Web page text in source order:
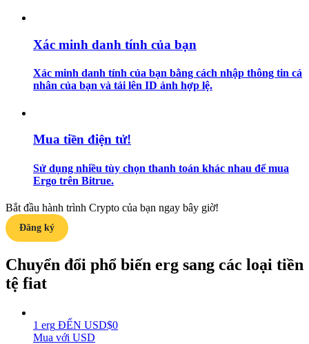
Học cách duy trì lợi nhuận
Xác minh danh tính của bạn
Xác minh danh tính của bạn bằng cách nhập thông tin cá
nhân của bạn và tải lên ID ảnh hợp lệ.
Mua tiền điện tử!
Sử dụng nhiều tùy chọn thanh toán khác nhau để mua
Ergo trên Bitrue.
Bắt đầu hành trình Crypto của bạn ngay bây giờ!
Đăng ký
Chuyển đổi phổ biến erg sang các loại tiền
tệ fiat
1 erg ĐẾN USD$0
Mua với USD